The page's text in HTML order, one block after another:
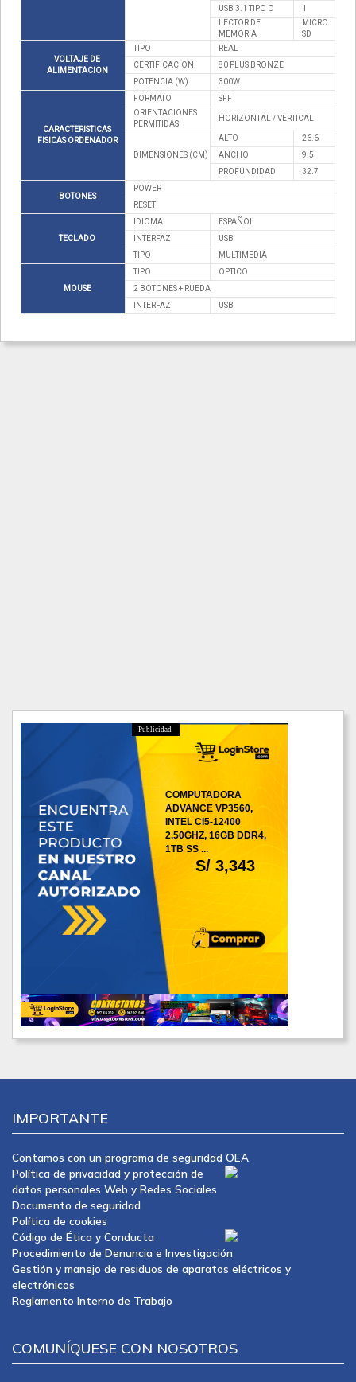
USB 3.1 TIPO C
1
LECTOR DE
MEMORIA
MICRO
SD
VOLTAJE DE
ALIMENTACION
TIPO
REAL
CERTIFICACION
80 PLUS BRONZE
POTENCIA (W)
300W
CARACTERISTICAS
FISICAS ORDENADOR
FORMATO
SFF
ORIENTACIONES
PERMITIDAS
HORIZONTAL / VERTICAL
DIMENSIONES (CM)
ALTO
26.6
ANCHO
9.5
PROFUNDIDAD
32.7
BOTONES
POWER
RESET
TECLADO
IDIOMA
ESPAÑOL
INTERFAZ
USB
TIPO
MULTIMEDIA
MOUSE
TIPO
OPTICO
2 BOTONES + RUEDA
INTERFAZ
USB
Publicidad
S/ 3,343
COMPUTADORA
ADVANCE VP3560,
INTEL CI5-12400
2.50GHZ, 16GB DDR4,
1TB SS ...
IMPORTANTE
Contamos con un programa de seguridad OEA
Política de privacidad y protección de
datos personales Web y Redes Sociales
Documento de seguridad
Política de cookies
Código de Ética y Conducta
Procedimiento de Denuncia e Investigación
Gestión y manejo de residuos de aparatos eléctricos y
electrónicos
Reglamento Interno de Trabajo
COMUNÍQUESE CON NOSOTROS